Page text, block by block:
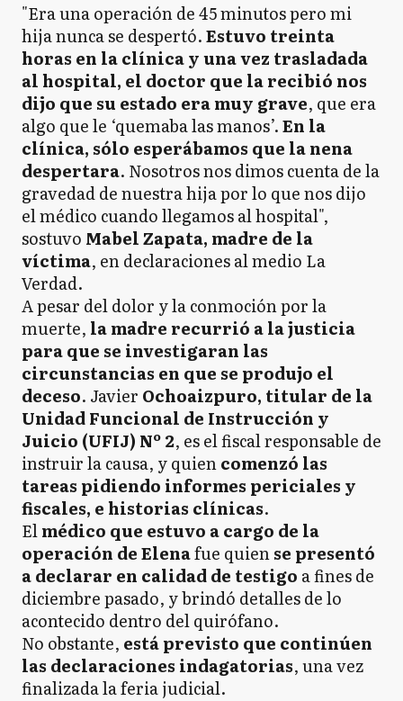
"Era una operación de 45 minutos pero mi
hija nunca se despertó.Estuvo treinta
horas en la clínica y una vez trasladada
al hospital, el doctor que la recibió nos
dijo que su estado era muy grave, que era
algo que le ‘quemaba las manos’.En la
clínica, sólo esperábamos que la nena
despertara. Nosotros nos dimos cuenta de la
gravedad de nuestra hija por lo que nos dijo
el médico cuando llegamos al hospital",
sostuvo Mabel Zapata, madre de la
víctima, en declaraciones al medio La
Verdad.
A pesar del dolor y la conmoción por la
muerte, la madre recurrió a la justicia
para que se investigaran las
circunstancias en que se produjo el
deceso. Javier Ochoaizpuro, titular de la
Unidad Funcional de Instrucción y
Juicio (UFIJ) Nº 2, es el fiscal responsable de
instruir la causa, y quiencomenzó las
tareas pidiendo informes periciales y
fiscales, e historias clínicas.
Elmédico que estuvo a cargo de la
operación de Elenafue quiense presentó
a declarar en calidad de testigo a fines de
diciembre pasado, y brindó detalles de lo
acontecido dentro del quirófano.
No obstante, está previsto que continúen
las declaraciones indagatorias, una vez
finalizada la feria judicial.